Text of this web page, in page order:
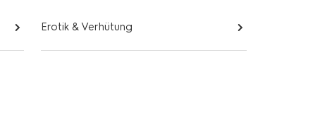
Erotik & Verhütung